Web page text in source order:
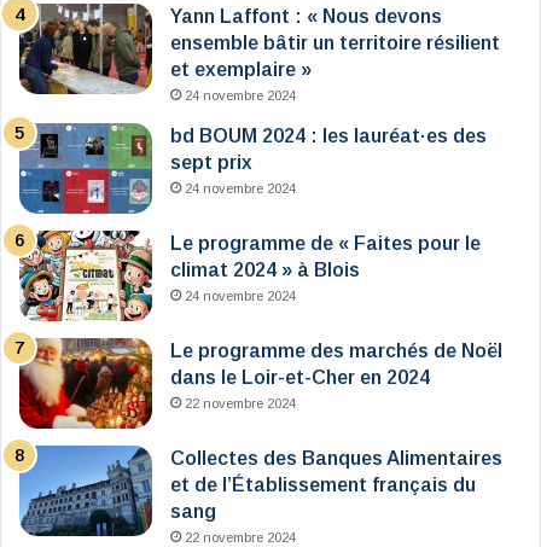
Yann Laffont : « Nous devons
ensemble bâtir un territoire résilient
et exemplaire »
24 novembre 2024
bd BOUM 2024 : les lauréat·es des
sept prix
24 novembre 2024
Le programme de « Faites pour le
climat 2024 » à Blois
24 novembre 2024
Le programme des marchés de Noël
dans le Loir-et-Cher en 2024
22 novembre 2024
Collectes des Banques Alimentaires
et de l’Établissement français du
sang
22 novembre 2024